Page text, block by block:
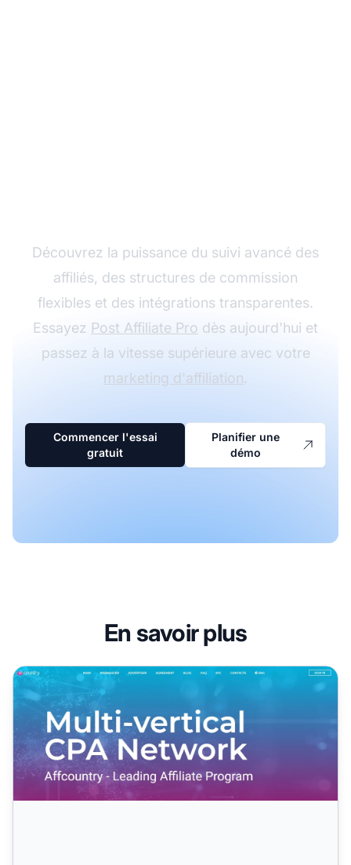
Découvrez la puissance du suivi avancé des
affiliés, des structures de commission
flexibles et des intégrations transparentes.
Essayez Post Affiliate Pro dès aujourd'hui et
passez à la vitesse supérieure avec votre
marketing d'affiliation.
Commencer l'essai
gratuit
Planifier une
démo
En savoir plus
Programme d'affiliation Affcountry